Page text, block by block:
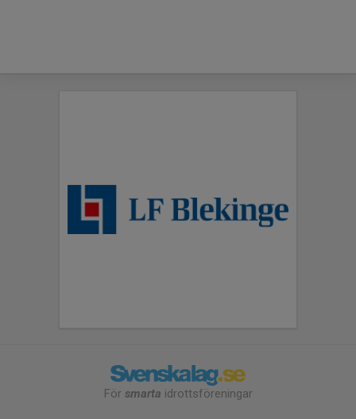
För smarta idrottsföreningar